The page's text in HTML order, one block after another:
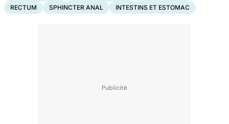
RECTUM
SPHINCTER ANAL INTESTINS ET ESTOMAC